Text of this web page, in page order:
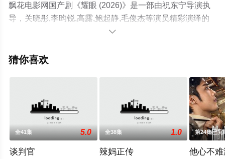
飘花电影网国产剧《耀眼 (2026)》是一部由祝东宁导演执
导，关晓彤,李昀锐,高露,鲍起静,毛俊杰等演员精彩演绎的
中国大陆电视剧，大结局剧情已揭晓（1-1全集），手机免
电视剧提前免费观看，更多剧情信息可移步至豆瓣电视

猜你喜欢
全41集 5.0
谈判官
全38集 1.0
辣妈正传
第24集已完
他心不